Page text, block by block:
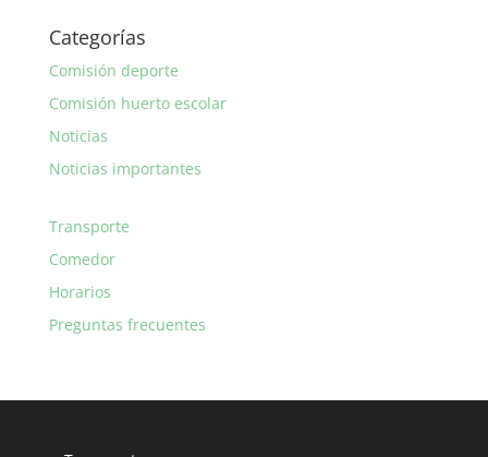
Categorías
Comisión deporte
Comisión huerto escolar
Noticias
Noticias importantes
Transporte
Comedor
Horarios
Preguntas frecuentes